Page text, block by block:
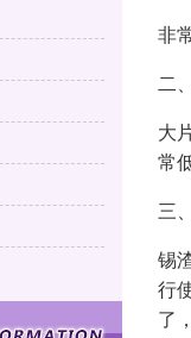
非
二
大
常
三
锡
行
了